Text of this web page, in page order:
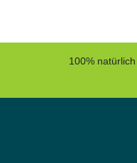
100%